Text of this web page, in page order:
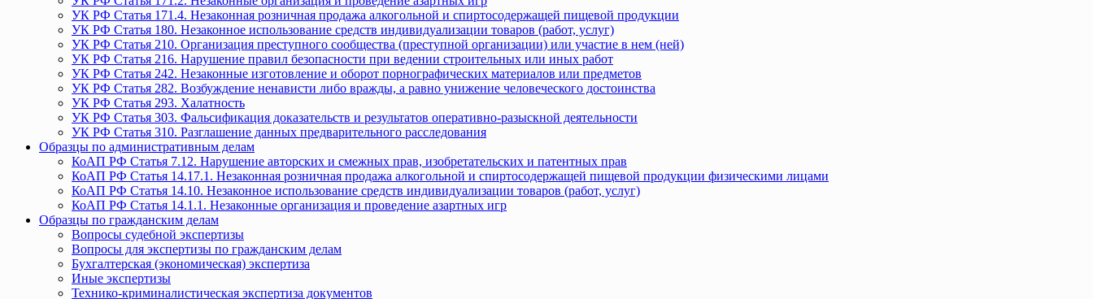
УК РФ Статья 171.4. Незаконная розничная продажа алкогольной и спиртосодержащей пищевой продукции
УК РФ Статья 180. Незаконное использование средств индивидуализации товаров (работ, услуг)
УК РФ Статья 210. Организация преступного сообщества (преступной организации) или участие в нем (ней)
УК РФ Статья 216. Нарушение правил безопасности при ведении строительных или иных работ
УК РФ Статья 242. Незаконные изготовление и оборот порнографических материалов или предметов
УК РФ Статья 282. Возбуждение ненависти либо вражды, а равно унижение человеческого достоинства
УК РФ Статья 293. Халатность
УК РФ Статья 303. Фальсификация доказательств и результатов оперативно-разыскной деятельности
УК РФ Статья 310. Разглашение данных предварительного расследования
Образцы по административным делам
КоАП РФ Статья 7.12. Нарушение авторских и смежных прав, изобретательских и патентных прав
КоАП РФ Статья 14.17.1. Незаконная розничная продажа алкогольной и спиртосодержащей пищевой продукции физическими лицами
КоАП РФ Статья 14.10. Незаконное использование средств индивидуализации товаров (работ, услуг)
КоАП РФ Статья 14.1.1. Незаконные организация и проведение азартных игр
Образцы по гражданским делам
Вопросы судебной экспертизы
Вопросы для экспертизы по гражданским делам
Бухгалтерская (экономическая) экспертиза
Иные экспертизы
Технико-криминалистическая экспертиза документов